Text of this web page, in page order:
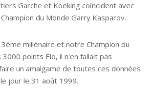
Garche et Koeking coïncident avec
du Monde Garry Kasparov.
millénaire et notre Champion du
points Elo, il n'en fallait pas
un amalgame de toutes ces données
jour le 31 août 1999.